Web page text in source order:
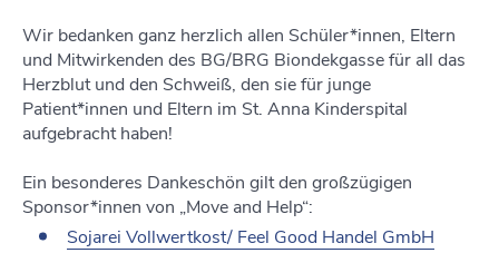
Wir bedanken ganz herzlich allen Schüler*innen, Eltern
und Mitwirkenden des BG/BRG Biondekgasse für all das
Herzblut und den Schweiß, den sie für junge
Patient*innen und Eltern im St. Anna Kinderspital
aufgebracht haben!
Ein besonderes Dankeschön gilt den großzügigen
Sponsor*innen von „Move and Help“:
Sojarei Vollwertkost/ Feel Good Handel GmbH